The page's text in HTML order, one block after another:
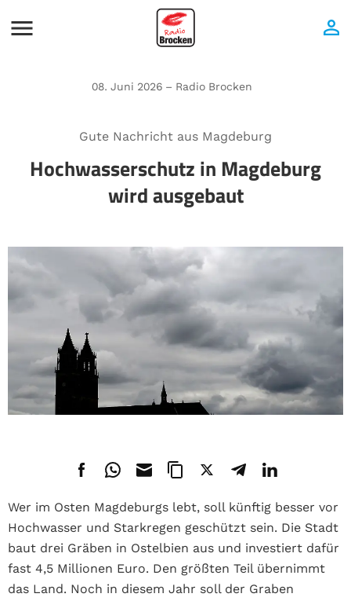
08. Juni 2026 – Radio Brocken
Gute Nachricht aus Magdeburg
Hochwasserschutz in Magdeburg
wird ausgebaut
Wer im Osten Magdeburgs lebt, soll künftig besser vor
Hochwasser und Starkregen geschützt sein. Die Stadt
baut drei Gräben in Ostelbien aus und investiert dafür
fast 4,5 Millionen Euro. Den größten Teil übernimmt
das Land. Noch in diesem Jahr soll der Graben